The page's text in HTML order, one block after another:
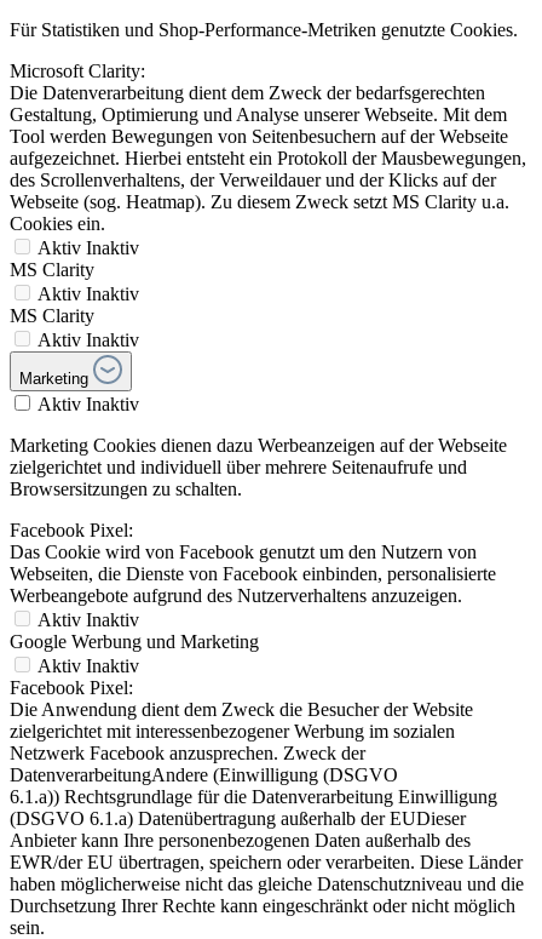
Für Statistiken und Shop-Performance-Metriken genutzte Cookies.
Microsoft Clarity:
Die Datenverarbeitung dient dem Zweck der bedarfsgerechten
Gestaltung, Optimierung und Analyse unserer Webseite. Mit dem
Tool werden Bewegungen von Seitenbesuchern auf der Webseite
aufgezeichnet. Hierbei entsteht ein Protokoll der Mausbewegungen,
des Scrollenverhaltens, der Verweildauer und der Klicks auf der
Webseite (sog. Heatmap). Zu diesem Zweck setzt MS Clarity u.a.
Cookies ein.
Aktiv Inaktiv
MS Clarity
Aktiv Inaktiv
MS Clarity
Aktiv Inaktiv
Marketing
Aktiv Inaktiv
Marketing Cookies dienen dazu Werbeanzeigen auf der Webseite
zielgerichtet und individuell über mehrere Seitenaufrufe und
Browsersitzungen zu schalten.
Facebook Pixel:
Das Cookie wird von Facebook genutzt um den Nutzern von
Webseiten, die Dienste von Facebook einbinden, personalisierte
Werbeangebote aufgrund des Nutzerverhaltens anzuzeigen.
Aktiv Inaktiv
Google Werbung und Marketing
Aktiv Inaktiv
Facebook Pixel:
Die Anwendung dient dem Zweck die Besucher der Website
zielgerichtet mit interessenbezogener Werbung im sozialen
Netzwerk Facebook anzusprechen. Zweck der
DatenverarbeitungAndere (Einwilligung (DSGVO
6.1.a)) Rechtsgrundlage für die Datenverarbeitung Einwilligung
(DSGVO 6.1.a) Datenübertragung außerhalb der EUDieser
Anbieter kann Ihre personenbezogenen Daten außerhalb des
EWR/der EU übertragen, speichern oder verarbeiten. Diese Länder
haben möglicherweise nicht das gleiche Datenschutzniveau und die
Durchsetzung Ihrer Rechte kann eingeschränkt oder nicht möglich
sein.